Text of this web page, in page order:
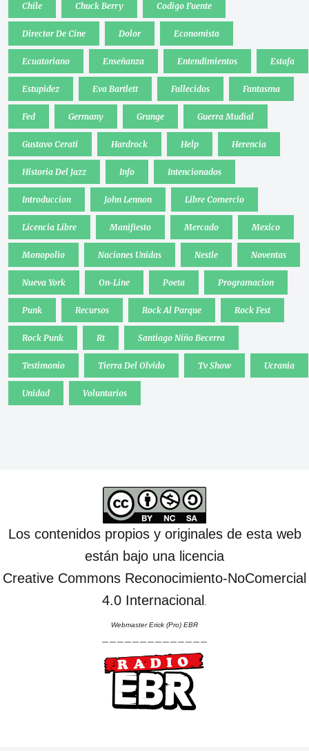
Chile Chuck Berry Codigo Fuente
Director De Cine Dolor Economista
Ecuatoriano Enseñanza Entendimientos Estafa
Estupidez Eva Bartlett Fallecidos Fantasma
Fed Germany Grunge Guerra Mudial
Gustavo Cerati Hardrock Help Herencia
Historia Del Jazz Info Intencionados
Introduccion John Lennon Libre Comercio
Licencia Libre Manifiesto Mercado Mexico
Monopolio Naciones Unidas Nestle Noventas
Nueva York On-Line Poeta Programacion
Punk Recursos Rock Al Parque Rock Fest
Rock Punk Rt Santiago Niño Becerra
Testimonio Tierra Del Olvido Tv Show Ucrania
Unidad Voluntarios
Los contenidos propios y originales de esta web
están bajo una licencia
Creative Commons Reconocimiento-NoComercial
4.0 Internacional
Webmaster Erick (Pro) EBR
--------------